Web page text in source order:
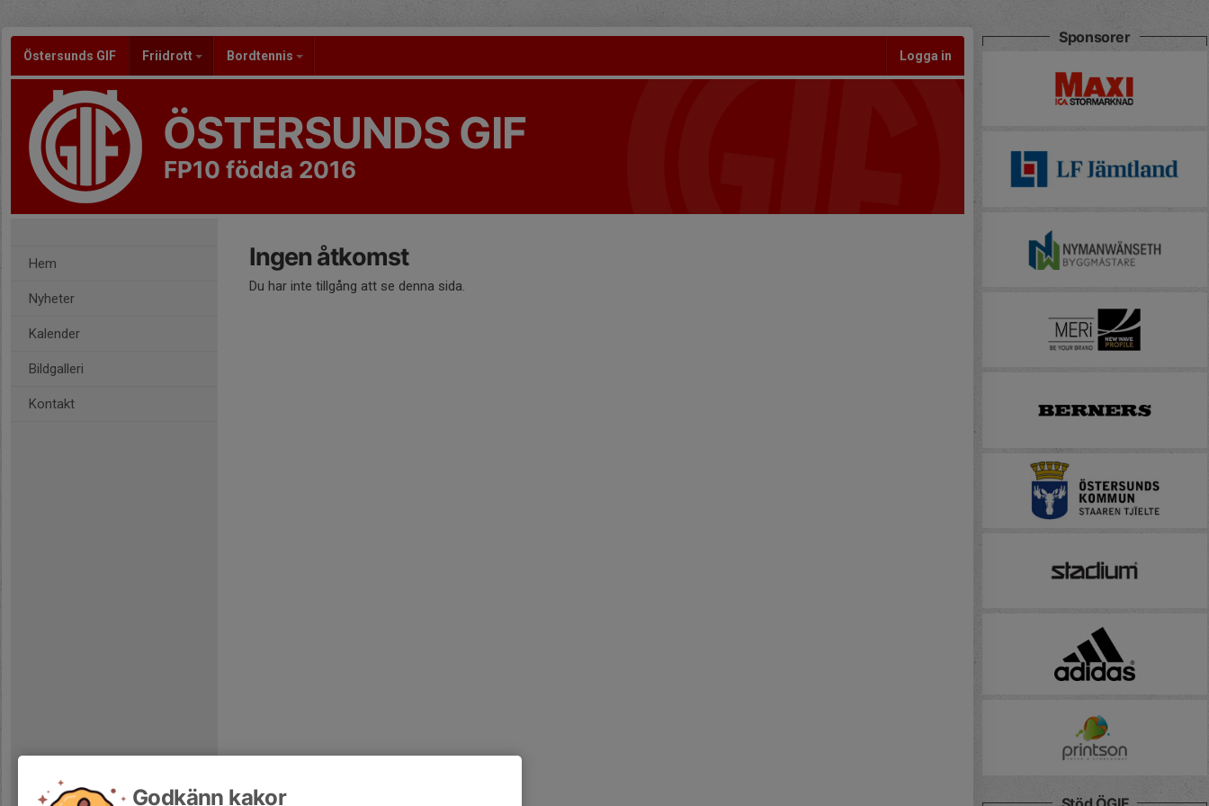
Östersunds GIF Friidrott Bordtennis Logga in
ÖSTERSUNDS GIF
FP10 födda 2016
Hem
Nyheter
Kalender
Bildgalleri
Kontakt
Ingen åtkomst
Du har inte tillgång att se denna sida.
Sponsorer
Godkänn kakor